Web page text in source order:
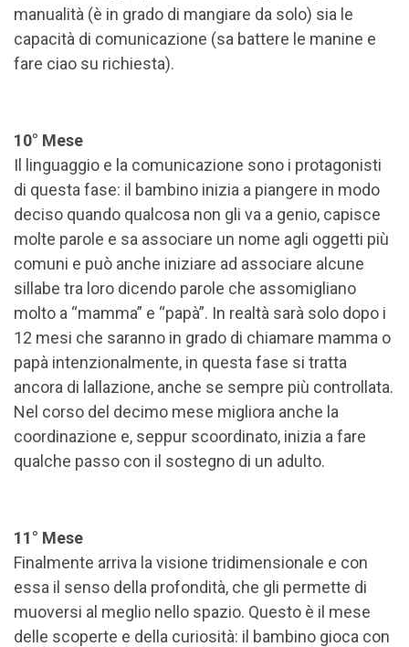
manualità (è in grado di mangiare da solo) sia le
capacità di comunicazione (sa battere le manine e
fare ciao su richiesta).
10° Mese
Il linguaggio e la comunicazione sono i protagonisti
di questa fase: il bambino inizia a piangere in modo
deciso quando qualcosa non gli va a genio, capisce
molte parole e sa associare un nome agli oggetti più
comuni e può anche iniziare ad associare alcune
sillabe tra loro dicendo parole che assomigliano
molto a “mamma” e “papà”. In realtà sarà solo dopo i
12 mesi che saranno in grado di chiamare mamma o
papà intenzionalmente, in questa fase si tratta
ancora di lallazione, anche se sempre più controllata.
Nel corso del decimo mese migliora anche la
coordinazione e, seppur scoordinato, inizia a fare
qualche passo con il sostegno di un adulto.
11° Mese
Finalmente arriva la visione tridimensionale e con
essa il senso della profondità, che gli permette di
muoversi al meglio nello spazio. Questo è il mese
delle scoperte e della curiosità: il bambino gioca con